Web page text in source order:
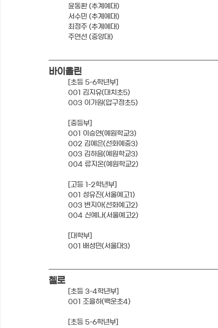
윤동환 (추계예대)
서수민 (추계예대)
최정주 (추계예대)
주연선 (중앙대)
바이올린
[초등 5-6학년부]
001 김지유(대치초5)
003 이가원(압구정초5)
[중등부]
001 이승연(예원학교3)
002 김예은(선화예중3)
003 김하음(예원학교3)
004 류지온(예원학교2)
[고등 1-2학년부]
001 성유진(서울예고1)
003 변지아(선화예고2)
004 신예나(서울예고2)
[대학부]
001 배성민(서울대3)
첼로
[초등 3-4학년부]
001 조을하(백운초4)
[초등 5-6학년부]